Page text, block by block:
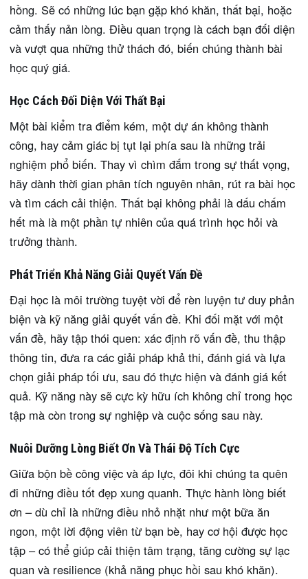
hồng. Sẽ có những lúc bạn gặp khó khăn, thất bại, hoặc
cảm thấy nản lòng. Điều quan trọng là cách bạn đối diện
và vượt qua những thử thách đó, biến chúng thành bài
học quý giá.
Học Cách Đối Diện Với Thất Bại
Một bài kiểm tra điểm kém, một dự án không thành
công, hay cảm giác bị tụt lại phía sau là những trải
nghiệm phổ biến. Thay vì chìm đắm trong sự thất vọng,
hãy dành thời gian phân tích nguyên nhân, rút ra bài học
và tìm cách cải thiện. Thất bại không phải là dấu chấm
hết mà là một phần tự nhiên của quá trình học hỏi và
trưởng thành.
Phát Triển Khả Năng Giải Quyết Vấn Đề
Đại học là môi trường tuyệt vời để rèn luyện tư duy phản
biện và kỹ năng giải quyết vấn đề. Khi đối mặt với một
vấn đề, hãy tập thói quen: xác định rõ vấn đề, thu thập
thông tin, đưa ra các giải pháp khả thi, đánh giá và lựa
chọn giải pháp tối ưu, sau đó thực hiện và đánh giá kết
quả. Kỹ năng này sẽ cực kỳ hữu ích không chỉ trong học
tập mà còn trong sự nghiệp và cuộc sống sau này.
Nuôi Dưỡng Lòng Biết Ơn Và Thái Độ Tích Cực
Giữa bộn bề công việc và áp lực, đôi khi chúng ta quên
đi những điều tốt đẹp xung quanh. Thực hành lòng biết
ơn – dù chỉ là những điều nhỏ nhặt như một bữa ăn
ngon, một lời động viên từ bạn bè, hay cơ hội được học
tập – có thể giúp cải thiện tâm trạng, tăng cường sự lạc
quan và resilience (khả năng phục hồi sau khó khăn).